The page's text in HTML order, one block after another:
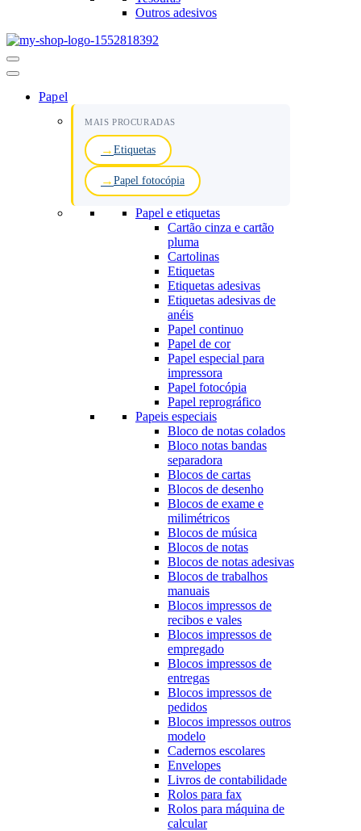
Outros adesivos
Menu
de
Papel
MAIS PROCURADAS
Etiquetas
Papel fotocópia
Papel e etiquetas
Cartão cinza e cartão
pluma
Cartolinas
Etiquetas
Etiquetas adesivas
Etiquetas adesivas de
anéis
Papel continuo
Papel de cor
Papel especial para
impressora
Papel fotocópia
Papel reprográfico
Papeis especiais
Bloco de notas colados
Bloco notas bandas
separadora
Blocos de cartas
Blocos de desenho
Blocos de exame e
milimétricos
Blocos de música
Blocos de notas
Blocos de notas adesivas
Blocos de trabalhos
manuais
Blocos impressos de
recibos e vales
Blocos impressos de
empregado
Blocos impressos de
entregas
Blocos impressos de
pedidos
Blocos impressos outros
modelo
Cadernos escolares
Envelopes
Livros de contabilidade
Rolos para fax
Rolos para máquina de
calcular